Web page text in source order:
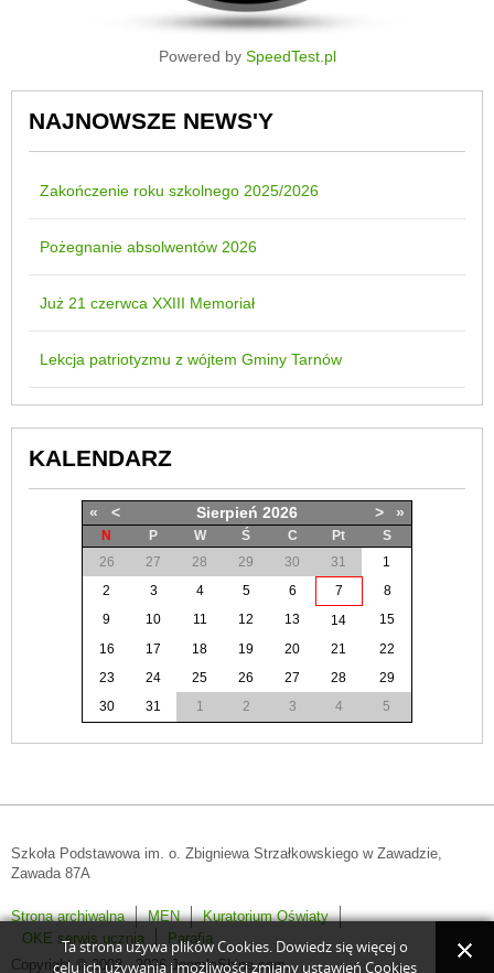
Powered by SpeedTest.pl
NAJNOWSZE NEWS'Y
Zakończenie roku szkolnego 2025/2026
Pożegnanie absolwentów 2026
Już 21 czerwca XXIII Memoriał
Lekcja patriotyzmu z wójtem Gminy Tarnów
KALENDARZ
« < Sierpień 2026 > »
N P W Ś C Pt
S
26
27 28 29 30 31
1
2
3 4 5 6 7
8
9
10 11 12 13 14
15
16
17 18 19 20 21
22
23
24 25 26 27 28
29
30
31 1 2 3 4 5
Szkoła Podstawowa im. o. Zbigniewa Strzałkowskiego w Zawadzie,
Zawada 87A
Strona archiwalna MEN
Kuratorium Oświaty
OKE serwis ucznia
Parafia
Copyright © 2008 - 2026 JoomlaShine.com.
Ta strona używa plików Cookies. Dowiedz się więcej o
celu ich używania i możliwości zmiany ustawień Cookies